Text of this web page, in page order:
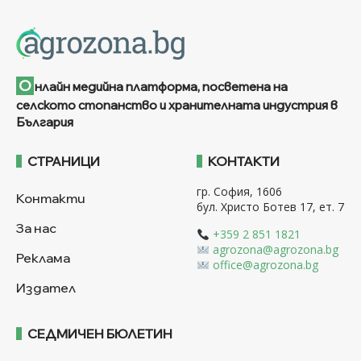
О нлайн медийна платформа, посветена на
селското стопанство и хранителната индустрия в
България
СТРАНИЦИ
Контакти
За нас
Реклама
Издател
КОНТАКТИ
гр. София, 1606
бул. Христо Ботев 17, ет. 7
+359 2 851 1821
agrozona@agrozona.bg
office@agrozona.bg
СЕДМИЧЕН БЮЛЕТИН